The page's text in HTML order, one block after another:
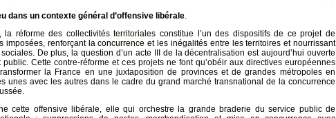
dans un contexte général d’offensive libérale.
la réforme des collectivités territoriales constitue l’un des dispositifs de ce projet de
imposées, renforçant la concurrence et les inégalités entre les territoires et nourrissant
De plus, la question d’un acte III de la décentralisation est aujourd’hui ouverte
Cette contre-réforme et ces projets ne font qu’obéir aux directives européennes
la France en une juxtaposition de provinces et de grandes métropoles en
unes avec les autres dans le cadre du grand marché transnational de la concurrence
cette offensive libérale, elle qui orchestre la grande braderie du service public de